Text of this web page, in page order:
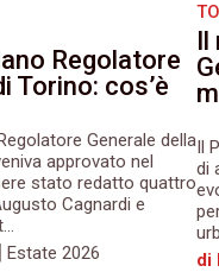
Regolatore
Torino: cos’è
Generale della
approvato nel
stato redatto quattro
Cagnardi e
| Estate 2026
Il
Il
di
di